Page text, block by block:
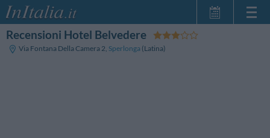
Home Page
Recensioni Hotel Belvedere
Via Fontana Della Camera 2, Sperlonga (Latina)